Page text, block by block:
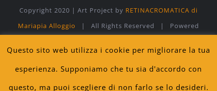
Copyright 2020 | Art Project by RETINACROMATICA di
Mariapia Alloggio
| All Rights Reserved | Powered
Questo sito web utilizza i cookie per migliorare la tua
esperienza. Supponiamo che tu sia d'accordo con
questo, ma puoi scegliere di non farlo se lo desideri.